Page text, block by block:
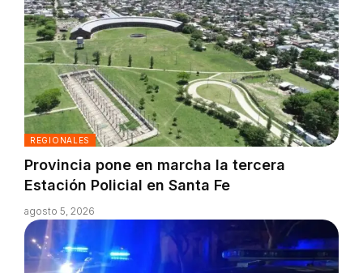
REGIONALES
Provincia pone en marcha la tercera
Estación Policial en Santa Fe
agosto 5, 2026